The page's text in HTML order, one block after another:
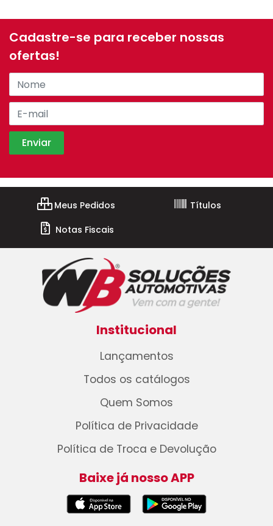
Cadastre-se para receber nossas
ofertas!
Meus Pedidos
Títulos
Notas Fiscais
Institucional
Lançamentos
Todos os catálogos
Quem Somos
Política de Privacidade
Política de Troca e Devolução
Baixe já nosso APP